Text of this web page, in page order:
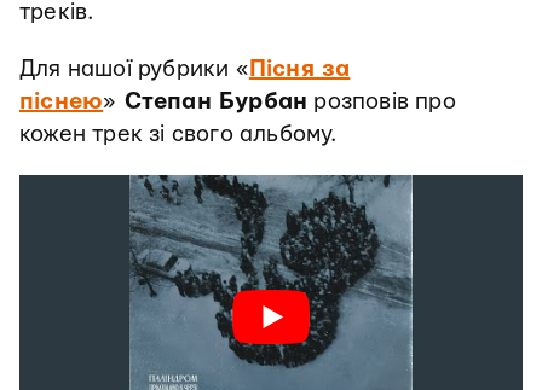
треків.
Для нашої рубрики « Пісня за
піснею» Степан Бурбан розповів про
кожен трек зі свого альбому.